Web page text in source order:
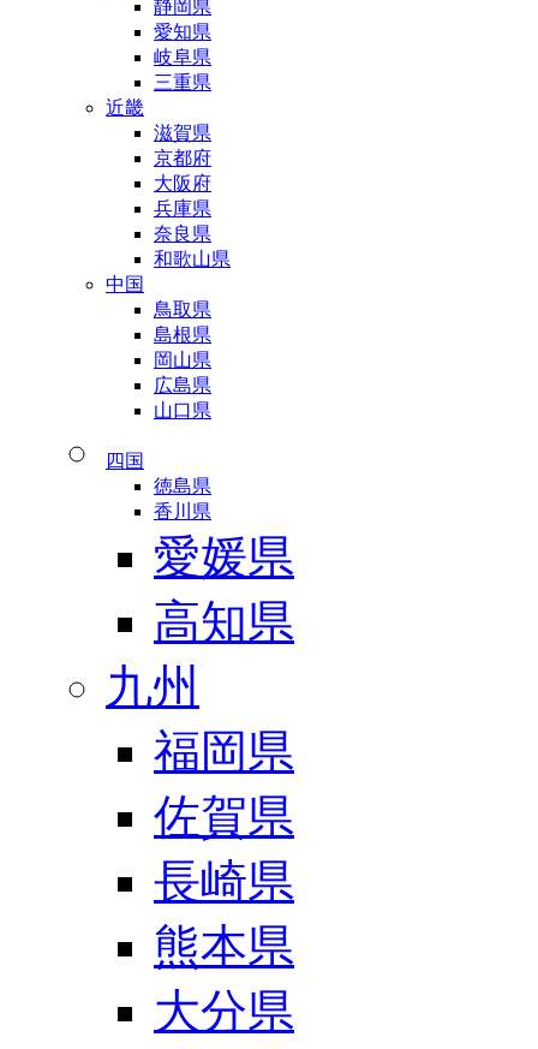
静岡県
愛知県
岐阜県
三重県
近畿
滋賀県
京都府
大阪府
兵庫県
奈良県
和歌山県
中国
鳥取県
島根県
岡山県
広島県
山口県
四国
徳島県
香川県
愛媛県
高知県
九州
福岡県
佐賀県
長崎県
熊本県
大分県